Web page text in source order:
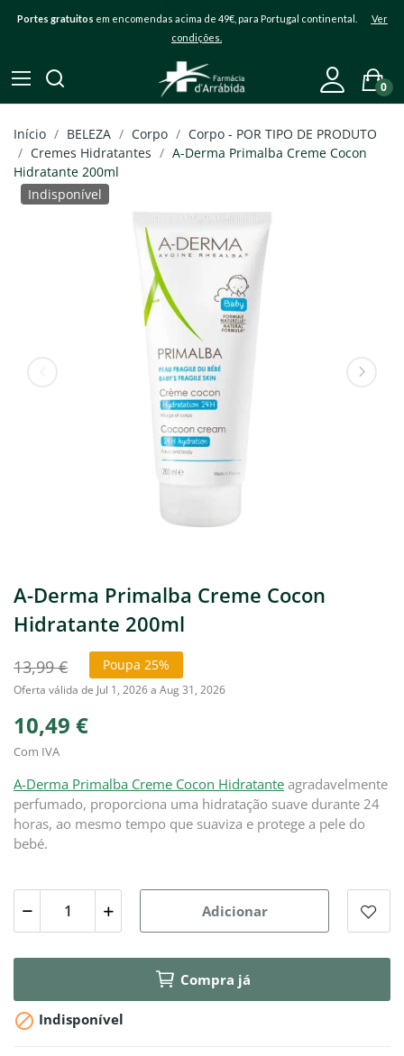
Portes gratuitos em encomendas acima de 49€, para Portugal continental. Ver
condições.
0
Início BELEZA Corpo
Corpo - POR TIPO DE PRODUTO
Cremes Hidratantes
A-Derma Primalba Creme Cocon
Hidratante 200ml
Indisponível
A-Derma Primalba Creme Cocon
Hidratante 200ml
13,99 € Poupa 25%
Oferta válida de Jul 1, 2026 a Aug 31, 2026
10,49 €
Com IVA
A-Derma Primalba Creme Cocon Hidratante agradavelmente
perfumado, proporciona uma hidratação suave durante 24
horas, ao mesmo tempo que suaviza e protege a pele do
bebé.
Adicionar
Compra já
 Indisponível